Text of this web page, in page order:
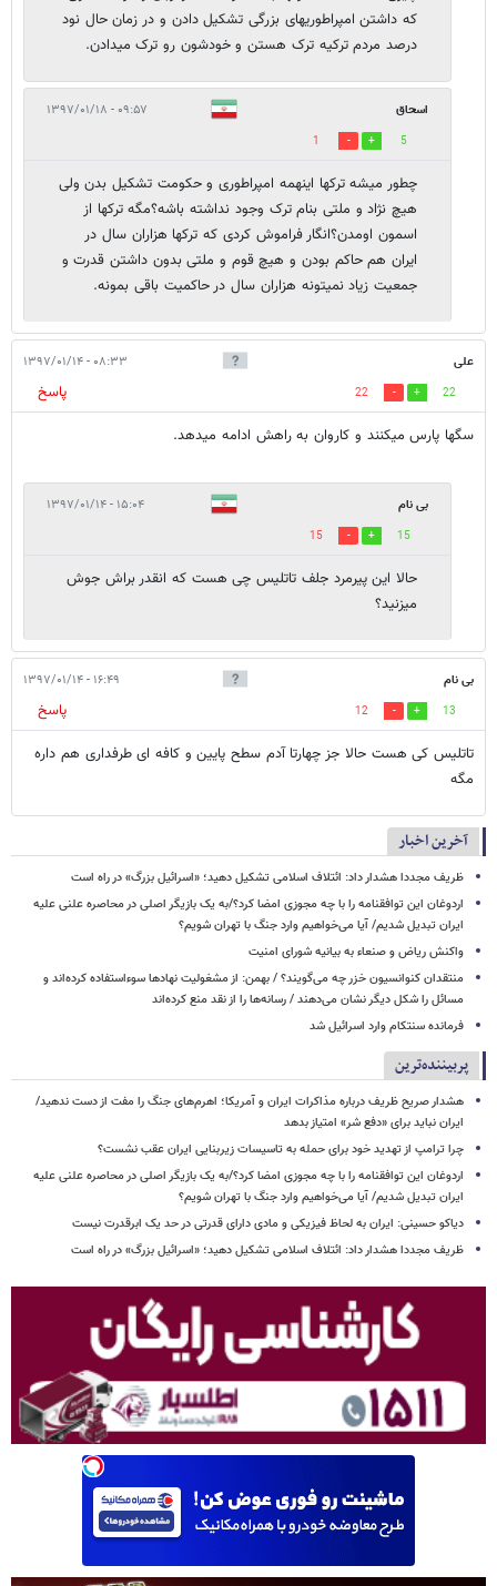
که داشتن امپراطوریهای بزرگی تشکیل دادن و در زمان حال نود
درصد مردم ترکیه ترک هستن و خودشون رو ترک میدادن.
اسحاق ۰۹:۵۷ - ۱۳۹۷/۰۱/۱۸
5
1
چطور میشه ترکها اینهمه امپراطوری و حکومت تشکیل بدن ولی
هیچ نژاد و ملتی بنام ترک وجود نداشته باشه؟مگه ترکها از
اسمون اومدن؟انگار فراموش کردی که ترکها هزاران سال در
ایران هم حاکم بودن و هیچ قوم و ملتی بدون داشتن قدرت و
جمعیت زیاد نمیتونه هزاران سال در حاکمیت باقی بمونه.
علی ۰۸:۳۳ - ۱۳۹۷/۰۱/۱۴
22
22
پاسخ
سگها پارس میکنند و کاروان به راهش ادامه میدهد.
بی نام ۱۵:۰۴ - ۱۳۹۷/۰۱/۱۴
15
15
حالا این پیرمرد جلف تاتلیس چی هست که انقدر براش جوش
میزنید؟
بی نام ۱۶:۴۹ - ۱۳۹۷/۰۱/۱۴
13
12
پاسخ
تاتلیس کی هست حالا جز چهارتا آدم سطح پایین و کافه ای طرفداری هم داره
مگه
آخرین اخبار
ظریف مجددا هشدار داد: ائتلاف اسلامی تشکیل دهید؛ «اسرائیل بزرگ» در راه است
اردوغان این توافقنامه را با چه مجوزی امضا کرد؟/به یک بازیگر اصلی در محاصره علنی علیه
ایران تبدیل شدیم/ آیا می‌خواهیم وارد جنگ با تهران شویم؟
واکنش ریاض و صنعاء به بیانیه شورای امنیت
منتقدان کنوانسیون خزر چه می‌گویند؟ / بهمن: از مشغولیت نهادها سوءاستفاده کرده‌اند و
مسائل را شکل دیگر نشان می‌دهند / رسانه‌ها را از نقد منع کرده‌اند
فرمانده سنتکام وارد اسرائیل شد
پربیننده‌ترین
هشدار صریح ظریف درباره مذاکرات ایران و آمریکا؛ اهرم‌های جنگ را مفت از دست ندهید/
ایران نباید برای «دفع شر» امتیاز بدهد
چرا ترامپ از تهدید خود برای حمله به تاسیسات زیربنایی ایران عقب نشست؟
اردوغان این توافقنامه را با چه مجوزی امضا کرد؟/به یک بازیگر اصلی در محاصره علنی علیه
ایران تبدیل شدیم/ آیا می‌خواهیم وارد جنگ با تهران شویم؟
دیاکو حسینی: ایران به لحاظ فیزیکی و مادی دارای قدرتی در حد یک ابرقدرت نیست
ظریف مجددا هشدار داد: ائتلاف اسلامی تشکیل دهید؛ «اسرائیل بزرگ» در راه است